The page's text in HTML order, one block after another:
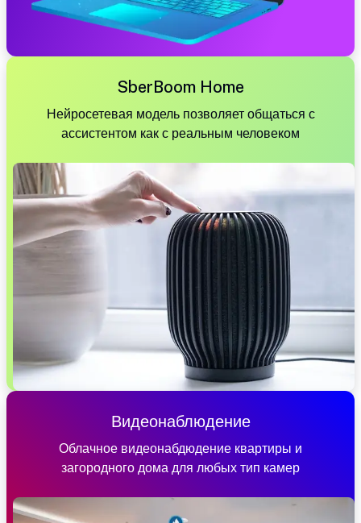
SberBoom Home
Нейросетевая модель позволяет общаться с
ассистентом как с реальным человеком
Видеонаблюдение
Облачное видеонабдюдение квартиры и
загородного дома для любых тип камер